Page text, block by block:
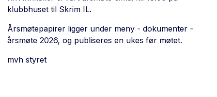
klubbhuset til Skrim IL.
Årsmøtepapirer ligger under meny - dokumenter -
årsmøte 2026, og publiseres en ukes før møtet.
mvh styret